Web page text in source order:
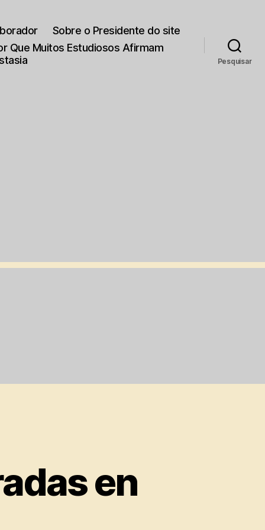
Sobre o Presidente do site
Que Muitos Estudiosos Afirmam
Pesquisar
en